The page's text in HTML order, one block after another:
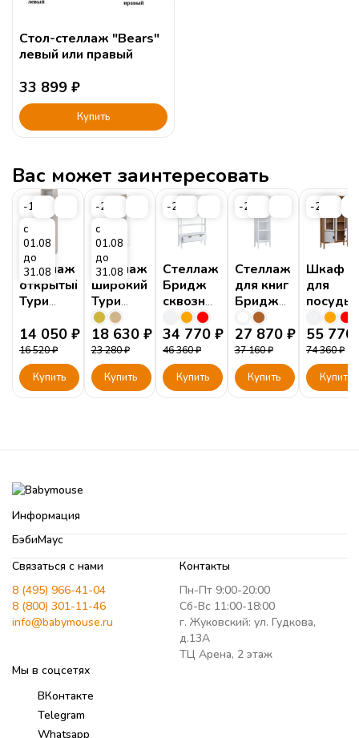
Стол-стеллаж "Bears"
левый или правый
33 899 ₽
Купить
Вас может заинтересовать
-15%
с
01.08
до
31.08
Стеллаж
открытый
Тури
14 050 ₽
16 520₽
Купить
-20%
с
01.08
до
31.08
Стеллаж
широкий
Тури
Белый
18 630 ₽
23 280₽
Купить
-25%
Стеллаж
Бридж
сквозной
широкий,
1 ящик
34 770 ₽
46 360₽
Купить
-25%
Стеллаж
для книг
Бридж
узкий
27 870 ₽
37 160₽
Купить
-25%
Шкаф
для
посуды
Бридж
2-х
2 глухих
двери
55 770
74 360₽
Купить
Информация
БэбиМаус
Связаться с нами
8 (495) 966-41-04
8 (800) 301-11-46
info@babymouse.ru
Контакты
Пн-Пт 9:00-20:00
Сб-Вс 11:00-18:00
г. Жуковский: ул. Гудкова,
д.13А
ТЦ Арена, 2 этаж
Мы в соцсетях
ВКонтакте
Telegram
Whatsapp